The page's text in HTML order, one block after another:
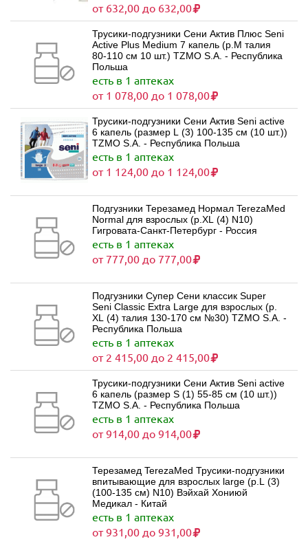
от 632,00 до 632,00
Трусики-подгузники Сени Актив Плюс Seni
Active Plus Medium 7 капель (р.M талия
80-110 см 10 шт.) TZMO S.A. - Республика
Польша
есть в 1 аптеках
от 1 078,00 до 1 078,00
Трусики-подгузники Сени Актив Seni active
6 капель (размер L (3) 100-135 см (10 шт.))
TZMO S.A. - Республика Польша
есть в 1 аптеках
от 1 124,00 до 1 124,00
Подгузники Терезамед Нормал TerezaMed
Normal для взрослых (р.XL (4) N10)
Гигровата-Санкт-Петербург - Россия
есть в 1 аптеках
от 777,00 до 777,00
Подгузники Супер Сени классик Super
Seni Classic Extra Large для взрослых (р.
XL (4) талия 130-170 см №30) TZMO S.A. -
Республика Польша
есть в 1 аптеках
от 2 415,00 до 2 415,00
Трусики-подгузники Сени Актив Seni active
6 капель (размер S (1) 55-85 см (10 шт.))
TZMO S.A. - Республика Польша
есть в 1 аптеках
от 914,00 до 914,00
Терезамед TerezaMed Трусики-подгузники
впитывающие для взрослых large (р.L (3)
(100-135 см) N10) Вэйхай Хониюй
Медикал - Китай
есть в 1 аптеках
от 931,00 до 931,00